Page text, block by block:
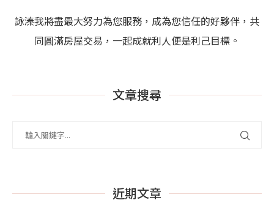
詠溱我將盡最大努力為您服務，成為您信任的好夥伴，共
同圓滿房屋交易，一起成就利人便是利己目標。
文章搜尋
近期文章